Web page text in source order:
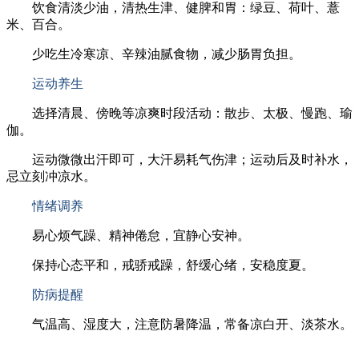
饮食清淡少油，清热生津、健脾和胃：绿豆、荷叶、薏
米、百合。
少吃生冷寒凉、辛辣油腻食物，减少肠胃负担。
运动养生
选择清晨、傍晚等凉爽时段活动：散步、太极、慢跑、瑜
伽。
运动微微出汗即可，大汗易耗气伤津；运动后及时补水，
忌立刻冲凉水。
情绪调养
易心烦气躁、精神倦怠，宜静心安神。
保持心态平和，戒骄戒躁，舒缓心绪，安稳度夏。
防病提醒
气温高、湿度大，注意防暑降温，常备凉白开、淡茶水。